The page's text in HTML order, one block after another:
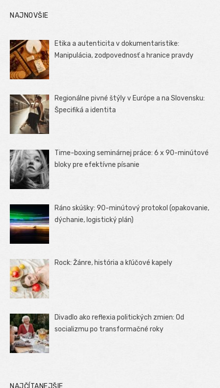
NAJNOVŠIE
Etika a autenticita v dokumentaristike:
Manipulácia, zodpovednosť a hranice pravdy
Regionálne pivné štýly v Európe a na Slovensku:
Špecifiká a identita
Time-boxing seminárnej práce: 6 x 90-minútové
bloky pre efektívne písanie
Ráno skúšky: 90-minútový protokol (opakovanie,
dýchanie, logistický plán)
Rock: Žánre, história a kľúčové kapely
Divadlo ako reflexia politických zmien: Od
socializmu po transformačné roky